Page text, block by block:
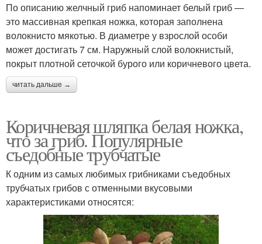
По описанию желчный гриб напоминает белый гриб —
это массивная крепкая ножка, которая заполнена
волокнисто мякотью. В диаметре у взрослой особи
может достигать 7 см. Наружный слой волокнистый,
покрыт плотной сеточкой бурого или коричневого цвета.
читать дальше →
Коричневая шляпка белая ножка,
что за гриб. Популярные
съедобные трубчатые
К одним из самых любимых грибниками съедобных
трубчатых грибов с отменными вкусовыми
характеристиками относятся: